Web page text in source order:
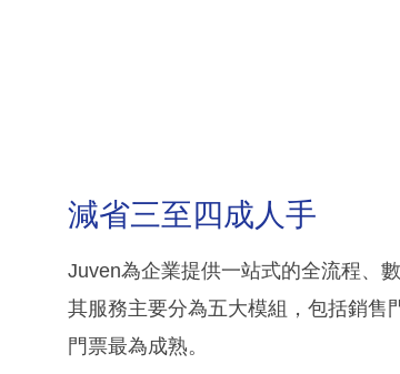
減省三至四成人手
Juven為企業提供一站式的全流程、
其服務主要分為五大模組，包括銷售
門票最為成熟。